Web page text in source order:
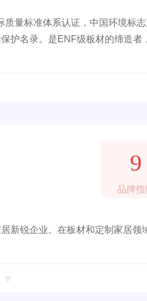
质量标准体系认证，中国环境标
护名录。是ENF级板材的缔造者
9
品牌指
新锐企业。在板材和定制家居领